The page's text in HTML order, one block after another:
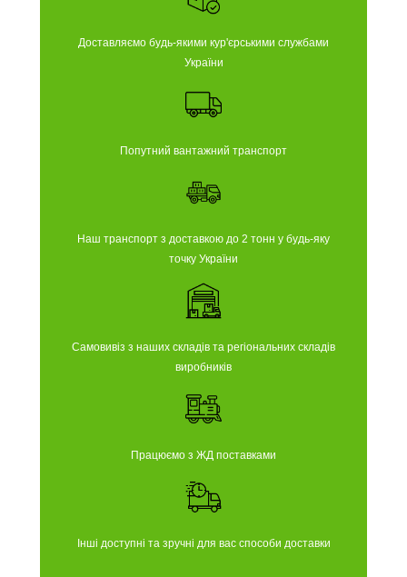
Доставляємо будь-якими кур'єрськими службами
України
Попутний вантажний транспорт
Наш транспорт з доставкою до 2 тонн у будь-яку
точку України
Самовивіз з наших складів та регіональних складів
виробників
Працюємо з ЖД поставками
Інші доступні та зручні для вас способи доставки